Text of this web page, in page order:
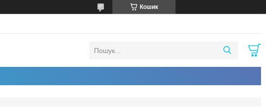
Кошик